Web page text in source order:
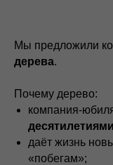
Мы предложили
дерева.
Почему дерево:
компания-
десятилетиями
даёт жизнь
«побегам»;